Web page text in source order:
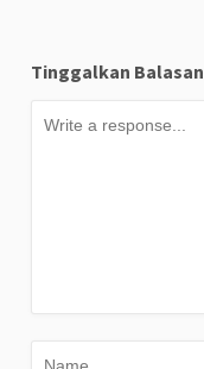
Tinggalkan Balasan